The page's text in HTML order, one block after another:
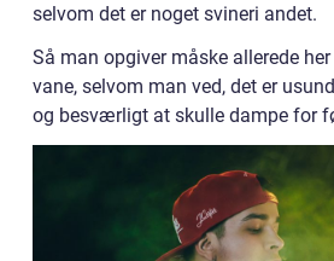
selvom det er noget svineri andet.
Så man opgiver måske allerede
vane, selvom man ved, det er
og besværligt at skulle dampe for